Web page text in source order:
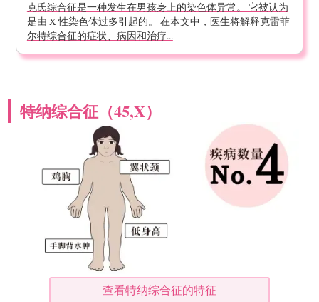
克氏综合征是一种发生在男孩身上的染色体异常。 它被认为
是由 X 性染色体过多引起的。 在本文中，医生将解释克雷菲
尔特综合征的症状、病因和治疗...
特纳综合征（45,X）
查看特纳综合征的特征